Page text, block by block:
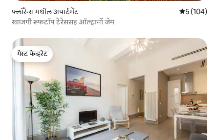
फ्लॉरेन्स मधील अपार्टमेंट 5 पैकी 5
5 (104)
खाजगी रूफटॉप टेरेससह ऑल्ट्रार्नो जेम
गेस्ट फेव्हरेट
गेस्ट फेव्हरेट